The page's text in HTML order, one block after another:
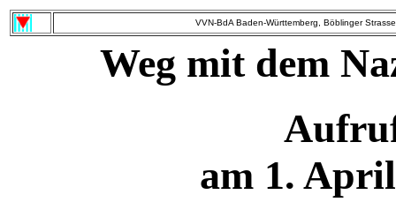
VVN-BdA Baden-Württemberg, Böblinger
Weg mit dem
am 1.